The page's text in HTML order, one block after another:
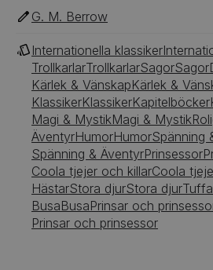
G. M. Berrow
Internationella klassiker
TrollkarlarTrollkarlarSagorSagor
Kärlek & VänskapKärlek &
KlassikerKlassikerKapitelböcker
Magi & MystikMagi & Mystik
ÄventyrHumorHumorSpänning
Spänning & ÄventyrPrinsessor
Coola tjejer och killarCoola
HästarStora djurStora djur
BusaBusaPrinsar och
Prinsar och prinsessor